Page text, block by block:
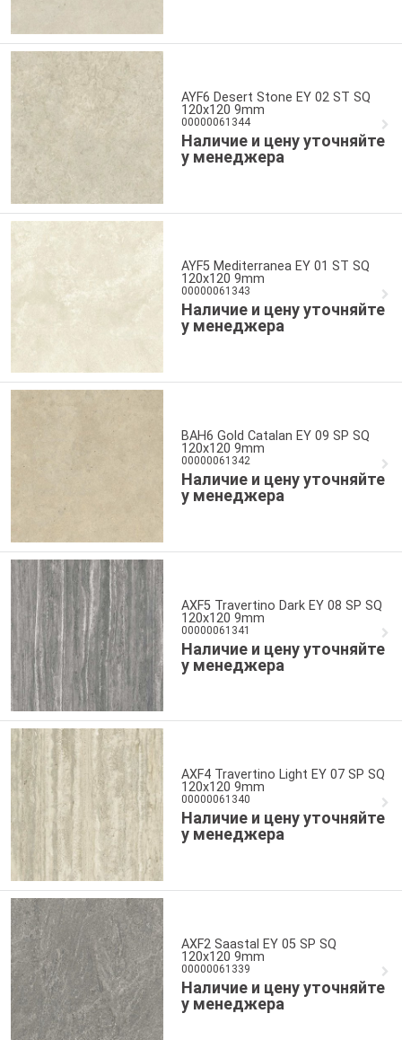
AYF6 Desert Stone EY 02 ST SQ
120x120 9mm
00000061344
Наличие и цену уточняйте
у менеджера
AYF5 Mediterranea EY 01 ST SQ
120x120 9mm
00000061343
Наличие и цену уточняйте
у менеджера
BAH6 Gold Catalan EY 09 SP SQ
120x120 9mm
00000061342
Наличие и цену уточняйте
у менеджера
AXF5 Travertino Dark EY 08 SP SQ
120x120 9mm
00000061341
Наличие и цену уточняйте
у менеджера
AXF4 Travertino Light EY 07 SP SQ
120x120 9mm
00000061340
Наличие и цену уточняйте
у менеджера
AXF2 Saastal EY 05 SP SQ
120x120 9mm
00000061339
Наличие и цену уточняйте
у менеджера